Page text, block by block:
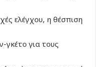
ελέγχου, η θέσπιση
γκέτο για τους